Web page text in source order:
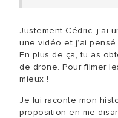
Justement Cédric, j’ai
une vidéo et j’ai
En plus de ça, tu as
de drone. Pour filmer
mieux !
Je lui raconte mon
proposition en me